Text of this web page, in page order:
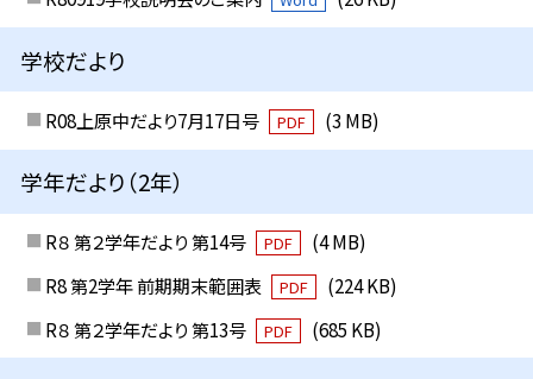
学校だより
R08上原中だより7月17日号 PDF (3 MB)
学年だより（2年）
R８ 第２学年だより 第14号 PDF
(4 MB)
R8 第2学年 前期期末範囲表
PDF
(224 KB)
R８ 第２学年だより 第13号
PDF (685 KB)